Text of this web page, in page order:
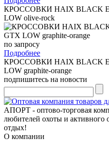
КРОССОВКИ HAIX BLACK
LOW olive-rock
по запросу
Подробнее
КРОССОВКИ HAIX BLACK
LOW graphite-orange
подпишитесь на новости
АПОРТ - оптово-торговая
любителей охоты и
отдых!
О компании